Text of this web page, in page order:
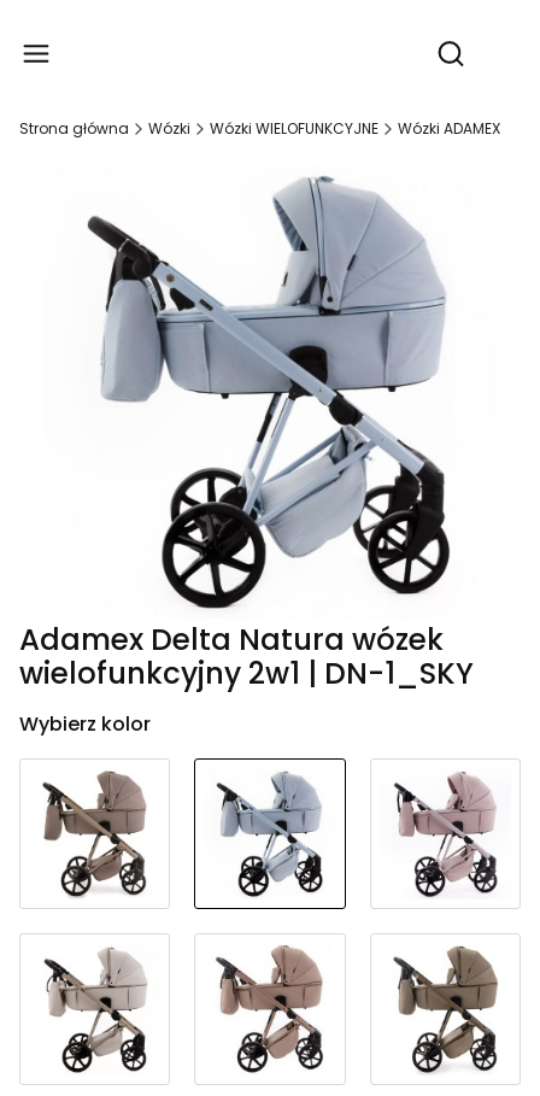
Otwórz
Strona główna Wózki Wózki WIELOFUNKCYJNE Wózki ADAMEX
Adamex Delta Natura wózek
wielofunkcyjny 2w1 | DN-1_SKY
Wybierz kolor